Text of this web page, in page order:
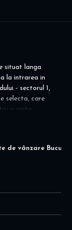
de vânzare
situat langa
la intrarea in
- sectorul 1,
selecta, care
o viata
termic, cu o
0,8 mp